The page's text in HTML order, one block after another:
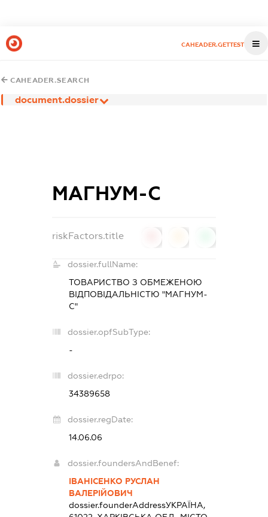
CAHEADER.GETTEST
CAHEADER.SEARCH
document.dossier
МАГНУМ-С
riskFactors.title
dossier.fullName:
ТОВАРИСТВО З ОБМЕЖЕНОЮ
ВІДПОВІДАЛЬНІСТЮ "МАГНУМ-
С"
dossier.opfSubType:
-
dossier.edrpo:
34389658
dossier.regDate:
14.06.06
dossier.foundersAndBenef:
ІВАНІСЕНКО РУСЛАН
ВАЛЕРІЙОВИЧ
dossier.founderAddressУКРАЇНА,